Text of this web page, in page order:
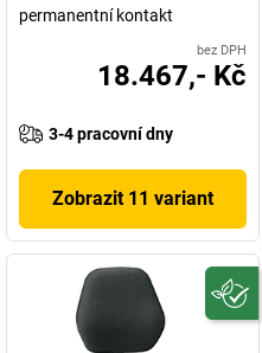
permanentní kontakt
bez DPH
18.467,- Kč
3-4 pracovní dny
Zobrazit 11 variant